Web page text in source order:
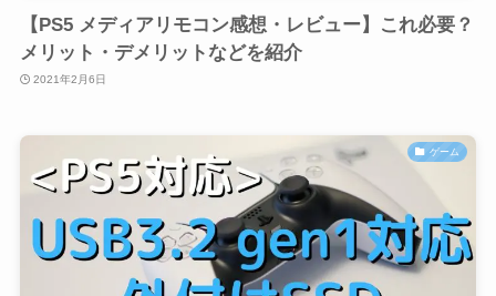
【PS5 メディアリモコン感想・レビュー】これ必要？
メリット・デメリットなどを紹介
2021年2月6日
ゲーム